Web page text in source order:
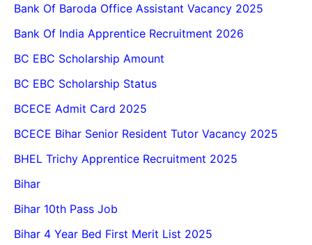
Bank Of Baroda Office Assistant Vacancy 2025
Bank Of India Apprentice Recruitment 2026
BC EBC Scholarship Amount
BC EBC Scholarship Status
BCECE Admit Card 2025
BCECE Bihar Senior Resident Tutor Vacancy 2025
BHEL Trichy Apprentice Recruitment 2025
Bihar
Bihar 10th Pass Job
Bihar 4 Year Bed First Merit List 2025